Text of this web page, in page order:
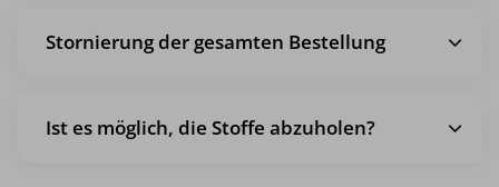
Stornierung der gesamten Bestellung
Ist es möglich, die Stoffe abzuholen?